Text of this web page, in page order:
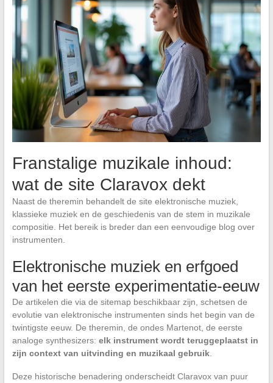
Franstalige muzikale inhoud:
wat de site Claravox dekt
Naast de theremin behandelt de site elektronische muziek,
klassieke muziek en de geschiedenis van de stem in muzikale
compositie. Het bereik is breder dan een eenvoudige blog over
instrumenten.
Elektronische muziek en erfgoed
van het eerste experimentatie-eeuw
De artikelen die via de sitemap beschikbaar zijn, schetsen de
evolutie van elektronische instrumenten sinds het begin van de
twintigste eeuw. De theremin, de ondes Martenot, de eerste
analoge synthesizers: elk instrument wordt teruggeplaatst in
zijn context van uitvinding en muzikaal gebruik.
Deze historische benadering onderscheidt Claravox van puur